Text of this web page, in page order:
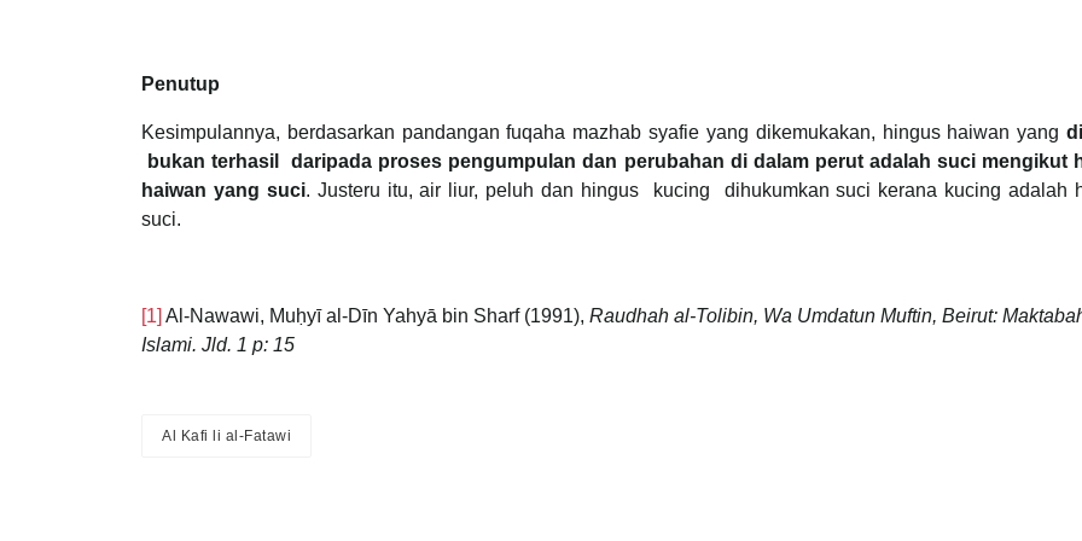
Penutup
Kesimpulannya, berdasarkan pandangan fuqaha mazhab syafie yang dikemukakan, hingus haiwan yang
bukan terhasil daripada proses pengumpulan dan perubahan di dalam perut adalah suci mengikut
haiwan yang suci. Justeru itu, air liur, peluh dan hingus kucing dihukumkan suci kerana kucing adalah
suci.
[1] Al-Nawawi, Muḥyī al-Dīn Yahyā bin Sharf (1991), Raudhah al-Tolibin, Wa Umdatun Muftin, Beirut:
Islami. Jld. 1 p: 15
Al Kafi li al-Fatawi